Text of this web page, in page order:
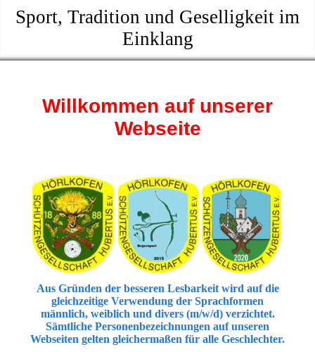
Sport, Tradition und Geselligkeit im
Einklang
Willkommen auf unserer
Webseite
Aus Gründen der besseren Lesbarkeit wird auf die
gleichzeitige Verwendung der Sprachformen
männlich, weiblich und divers (m/w/d) verzichtet.
Sämtliche Personenbezeichnungen auf unseren
Webseiten gelten gleichermaßen für alle Geschlechter.